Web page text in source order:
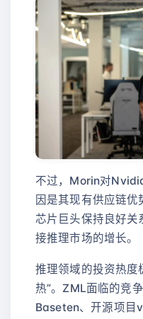
不过，Morin对
因是其现有供应链
芯片巨头保持良好
接推理市场的增长。
推理领域的投资热度
热”。ZML面临的竞
Baseten、开源项目